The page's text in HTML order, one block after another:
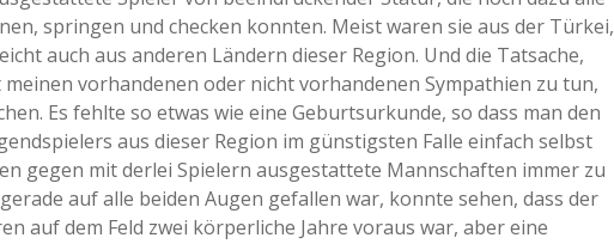
springen und checken konnten. Meist waren sie aus der Türkei,
auch aus anderen Ländern dieser Region. Und die Tatsache,
vorhandenen oder nicht vorhandenen Sympathien zu tun,
Es fehlte so etwas wie eine Geburtsurkunde, so dass man den
aus dieser Region im günstigsten Falle einfach selbst
gegen mit derlei Spielern ausgestattete Mannschaften immer zu
auf alle beiden Augen gefallen war, konnte sehen, dass der
auf dem Feld zwei körperliche Jahre voraus war, aber eine